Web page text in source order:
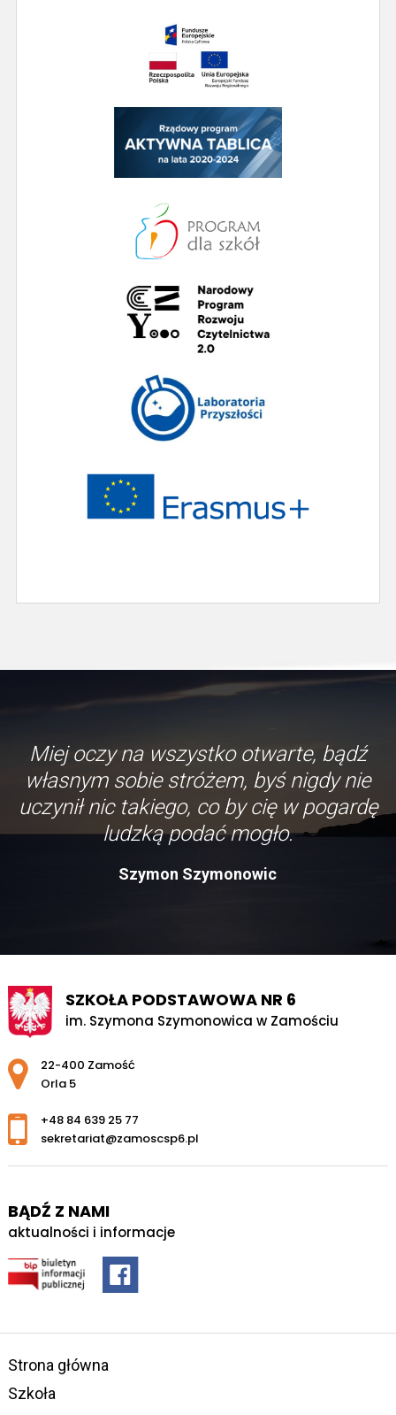
Miej oczy na wszystko otwarte, bądź
własnym sobie stróżem, byś nigdy nie
uczynił nic takiego, co by cię w pogardę
ludzką podać mogło.
Szymon Szymonowic
SZKOŁA PODSTAWOWA NR 6
im. Szymona Szymonowica w Zamościu
Adres pocztowy:
22-400 Zamość
Orla 5
+48 84 639 25 77
sekretariat@zamoscsp6.pl
BĄDŹ Z NAMI
aktualności i informacje
Strona główna
Szkoła